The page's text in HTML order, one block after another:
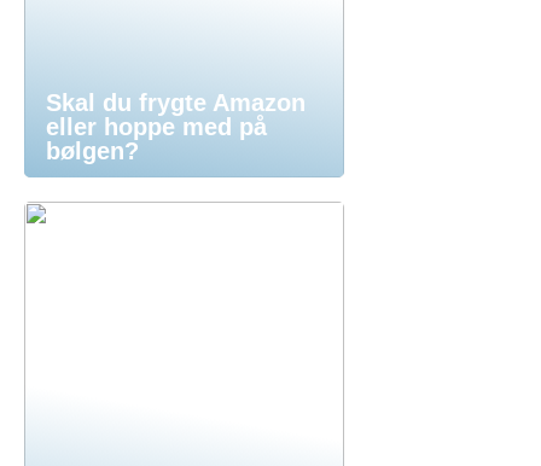
Skal du frygte Amazon
eller hoppe med på
bølgen?